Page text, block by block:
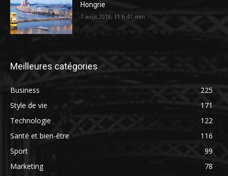
Hongrie
7 août 2019, 11 h 41 min
Meilleures catégories
Business
225
Style de vie
171
Technologie
122
Santé et bien-être
116
Sport
99
Marketing
78